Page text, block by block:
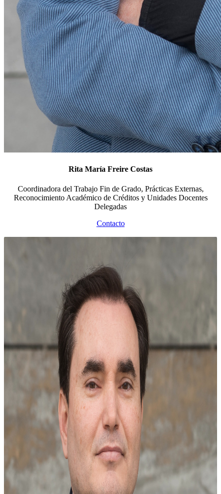
Rita María Freire Costas
Coordinadora del Trabajo Fin de Grado, Prácticas Externas,
Reconocimiento Académico de Créditos y Unidades Docentes
Delegadas
Contacto